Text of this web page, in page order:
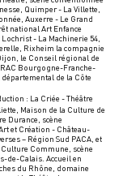
Quimper - La Villette,
Auxerre - Le Grand
national Art Enfance
- La Machinerie 54,
Rixheim la compagnie
le Conseil régional de
Bourgogne-Franche-
de la Côte
: La Criée - Théâtre
Maison de la Culture de
Durance, scène
et Création - Château-
– Région Sud PACA, et
Culture Commune, scène
de-Calais. Accueil en
du Rhône, domaine